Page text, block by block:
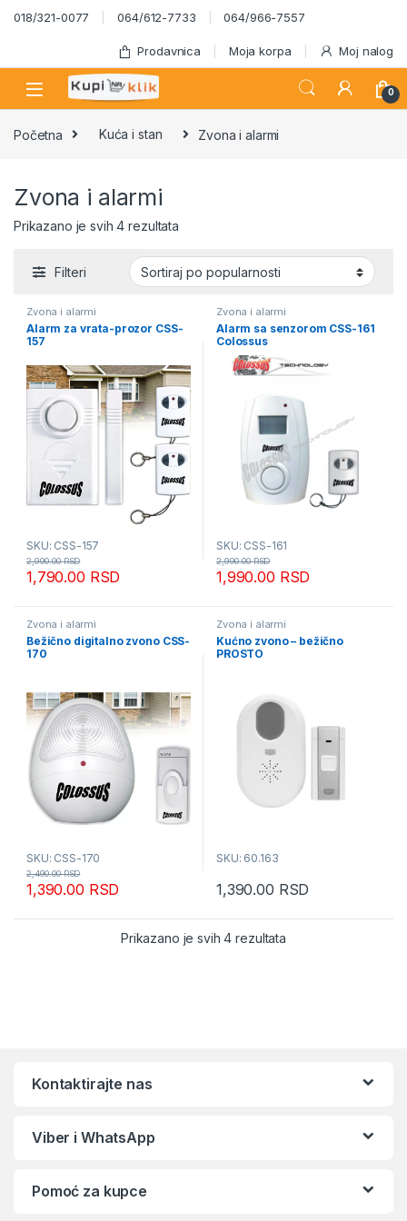
Skip to navigation
Skip to content
018/321-0077 064/612-7733 064/966-7557
Prodavnica Moja korpa Moj nalog
0
Početna Kuća i stan Zvona i alarmi
Zvona i alarmi
Prikazano je svih 4 rezultataSortirano po popularnosti
Filteri
Zvona i alarmi
Alarm za vrata-prozor CSS-
157
SKU: CSS-157
1,790.00 RSD
2,990.00RSD
Zvona i alarmi
Alarm sa senzorom CSS-161
Colossus
SKU: CSS-161
1,990.00 RSD
2,990.00RSD
Zvona i alarmi
Bežično digitalno zvono CSS-
170
SKU: CSS-170
1,390.00 RSD
2,490.00RSD
Zvona i alarmi
Kućno zvono – bežično
PROSTO
SKU: 60.163
1,390.00 RSD
Prikazano je svih 4 rezultataSortirano po
Kontaktirajte nas
Viber i WhatsApp
Pomoć za kupce